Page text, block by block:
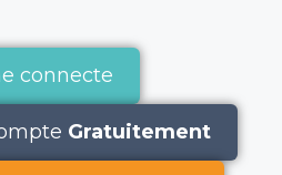
connecte
Gratuitement